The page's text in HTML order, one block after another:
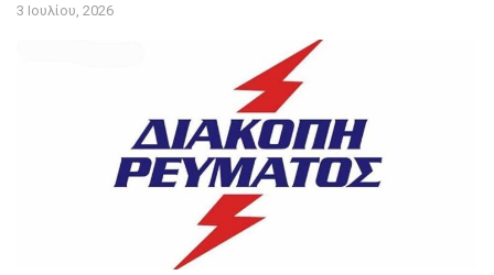
3 Ιουλίου, 2026